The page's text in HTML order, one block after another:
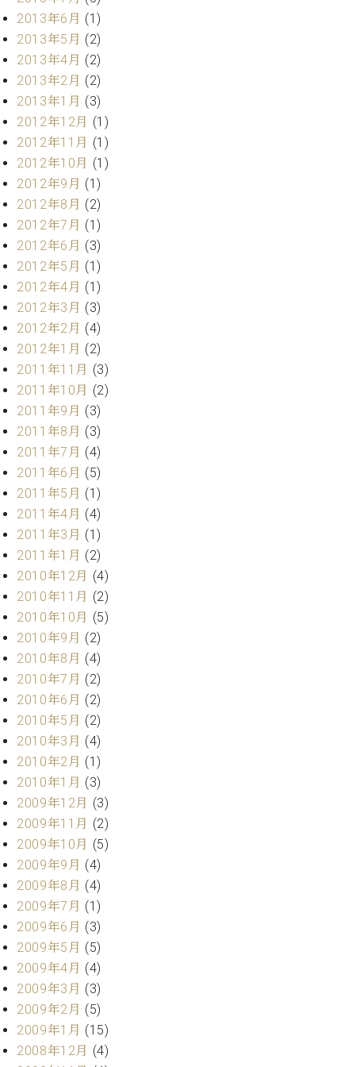
マ
ー
サ
ー
ビ
ス
(
調
律
)
ア
フ
タ
ー
ー
ビ
ス
(調
律)
律
師
紹
介
調
律
金
表
お
問
い
わ
せ
尾山調律師のブ
ログ Die
Musikgasse（音
楽の小道）
2013年6月 (1)
2013年5月 (2)
2013年4月 (2)
2013年2月 (2)
2013年1月 (3)
2012年12月 (1)
2012年11月 (1)
2012年10月 (1)
2012年9月 (1)
2012年8月 (2)
2012年7月 (1)
2012年6月 (3)
2012年5月 (1)
2012年4月 (1)
2012年3月 (3)
2012年2月 (4)
2012年1月 (2)
2011年11月 (3)
2011年10月 (2)
2011年9月 (3)
2011年8月 (3)
2011年7月 (4)
2011年6月 (5)
2011年5月 (1)
2011年4月 (4)
2011年3月 (1)
2011年1月 (2)
2010年12月 (4)
2010年11月 (2)
2010年10月 (5)
2010年9月 (2)
2010年8月 (4)
2010年7月 (2)
2010年6月 (2)
2010年5月 (2)
2010年3月 (4)
2010年2月 (1)
2010年1月 (3)
2009年12月 (3)
2009年11月 (2)
2009年10月 (5)
2009年9月 (4)
2009年8月 (4)
2009年7月 (1)
2009年6月 (3)
2009年5月 (5)
2009年4月 (4)
2009年3月 (3)
2009年2月 (5)
2009年1月 (15)
2008年12月 (4)